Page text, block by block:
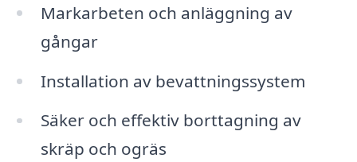
Markarbeten och anläggning av
gångar
Installation av bevattningssystem
Säker och effektiv borttagning av
skräp och ogräs